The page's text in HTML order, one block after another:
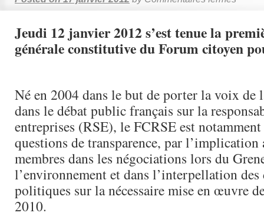
Jeudi 12 janvier 2012 s’est tenue la
générale constitutive du Forum citoyen
Né en 2004 dans le but de porter la voix de
dans le débat public français sur la
entreprises (RSE), le FCRSE est
questions de transparence, par l’implication
membres dans les négociations lors du
l’environnement et dans l’interpellation des
politiques sur la nécessaire mise en œuvre
2010.